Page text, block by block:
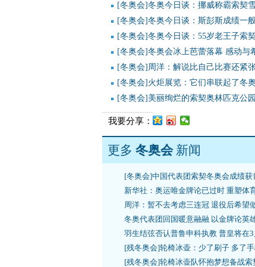
[冬奥会]冬奥今日谈：挪威称霸索契
[冬奥会]冬奥今日谈：斯彭斯成绩一
[冬奥会]冬奥今日谈：55岁老王子索
[冬奥会]冬奥会冰上芭蕾落幕 感动与
[冬奥会]周洋：解说比自己比赛还紧
[冬奥会]火炬展览：它们串联起了冬
[冬奥会]美丽绚烂的索契奥林匹克公
我要分享：
更多 冬奥会新闻
[冬奥会]中国代表团索契冬奥会成绩获
新华社：奥运唯金牌论已过时 重塑体
周洋：暂不去考虑三连冠 退役后希望
冬奥代表团回国暖意融融 以金牌论英
羽生结弦否认普鲁申科执教 普皇将在
[残冬奥会]轮椅冰壶：少了刷子 多了
[残冬奥会]轮椅冰壶队怀抱梦想备战索